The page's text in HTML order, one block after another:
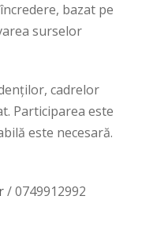
bazat pe
surselor
cadrelor
Participarea este
este necesară.
/ 0749912992